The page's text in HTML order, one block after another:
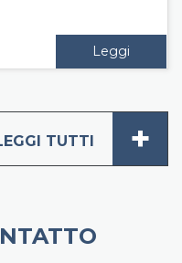
Leggi
TUTTI +